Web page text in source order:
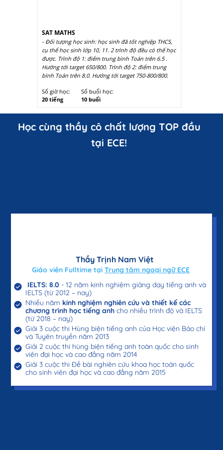
- Đối tượng học sinh: học sinh đã tốt nghiệp THCS,
cụ thể học sinh lớp 10, 11. 2 trình độ đều có thể học
được. Trình độ 1: điểm trung bình Toán trên 6.5 .
Hướng tới target 650/800. Trình độ 2: điểm trung
bình Toán trên 8.0. Hướng tới target 750-800/800.
Số giờ học:
20 tiếng
Số buổi học:
10 buổi
SAT MATHS
IELTS: 8.0 - 12 năm kinh nghiệm giảng dạy tiếng anh và
IELTS (từ 2012 – nay)
Nhiều năm kinh nghiệm nghiên cứu và thiết kế các
chương trình học tiếng anh cho nhiều trình độ và IELTS
(từ 2018 – nay)
Giải 3 cuộc thi Hùng biện tiếng anh của Học viện Báo chí
và Tuyên truyền năm 2013
Giải 2 cuộc thi hùng biện tiếng anh toàn quốc cho sinh
viên đại học và cao đẳng năm 2014
Giải 3 cuộc thi Đề bài nghiên cứu khoa học toán quốc
cho sinh viên đại học và cao đẳng năm 2015
Giáo viên Fulltime tại Trung tâm ngoại ngữ ECE
Thầy Trịnh Nam Việt
Học cùng thầy cô chất lượng TOP đầu
tại ECE!